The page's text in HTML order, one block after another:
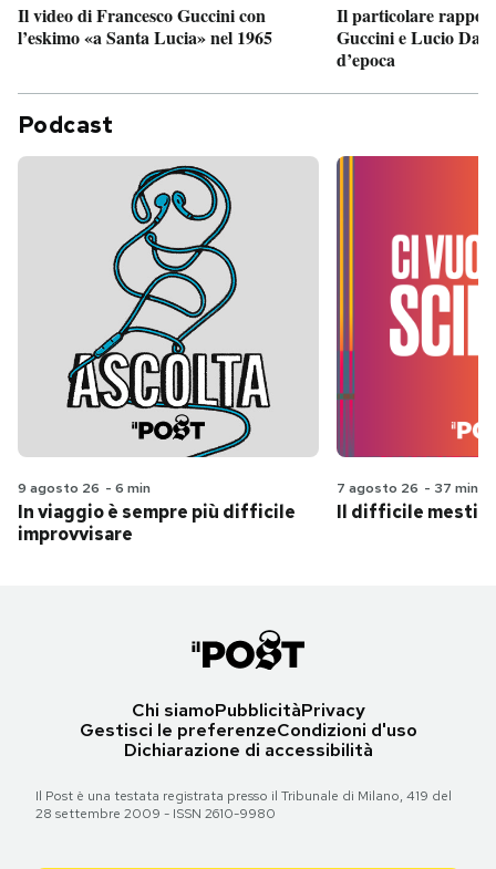
Il video di Francesco Guccini con
l’eskimo «a Santa Lucia» nel 1965
Il particolare
Guccini e Lucio
d’epoca
Podcast
9 agosto 26 - 6 min
In viaggio è sempre più difficile
improvvisare
7 agosto 26 - 37 min
Il difficile
Chi siamoPubblicitàPrivacy
Gestisci le preferenzeCondizioni d'uso
Dichiarazione di accessibilità
Il Post è una testata registrata presso il Tribunale di Milano, 419 del
28 settembre 2009 - ISSN 2610-9980